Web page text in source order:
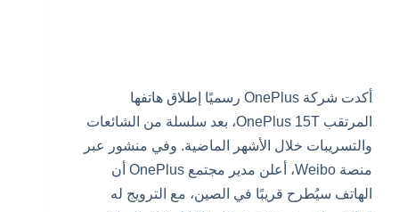
أكدت شركة OnePlus رسميًا إطلاق هاتفها
المرتقب OnePlus 15T، بعد سلسلة من الشائعات
والتسريبات خلال الأشهر الماضية. وفي منشور عبر
منصة Weibo، أعلن مدير مجتمع OnePlus أن
الهاتف سيُطرح قريبًا في الصين، مع الترويج له